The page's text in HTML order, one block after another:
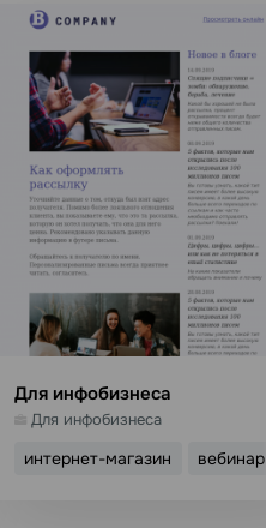
Для инфобизнеса
Для инфобизнеса
интернет-магазин вебинар